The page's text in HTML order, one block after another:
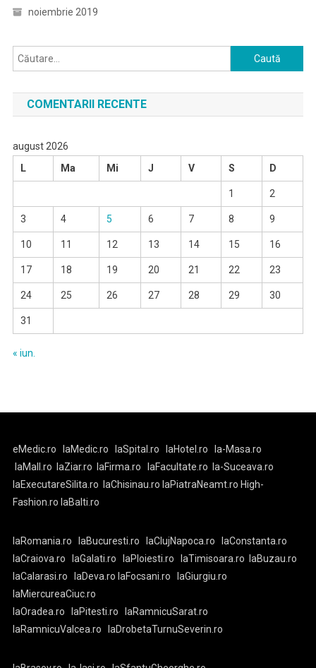
noiembrie 2019
Caută
după:
COMENTARII RECENTE
august 2026
L
Ma Mi J V S D
1 2
3 4 5 6 7 8 9
10 11 12 13 14 15 16
17 18 19 20 21 22 23
24 25 26 27 28 29 30
31
« iun.
eMedic.ro laMedic.ro laSpital.ro laHotel.ro
la-Masa.ro
laMall.ro
laZiar.ro laFirma.ro laFacultate.ro
la-Suceava.ro
laExecutareSilita.ro
laChisinau.ro laPiatraNeamt.ro High-
Fashion.ro laBalti.ro
laRomania.ro laBucuresti.ro laClujNapoca.ro
laConstanta.ro
laCraiova.ro
laGalati.ro laPloiesti.ro laTimisoara.ro
laBuzau.ro
laCalarasi.ro
laDeva.ro laFocsani.ro
laGiurgiu.ro
laMiercureaCiuc.ro
laOradea.ro
laPitesti.ro
laRamnicuSarat.ro
laRamnicuValcea.ro
laDrobetaTurnuSeverin.ro